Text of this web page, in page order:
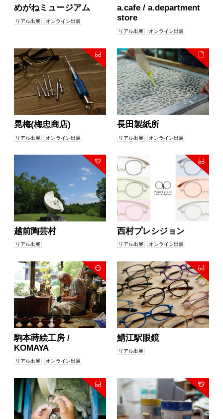
めがねミュージアム
リアル出展 オンライン出展
a.cafe / a.department
store
リアル出展 オンライン出展
晃梅(梅忠商店)
リアル出展 オンライン出展
長田製紙所
リアル出展 オンライン出展
越前陶芸村
リアル出展
西村プレシジョン
リアル出展 オンライン出展
駒本蒔絵工房 /
KOMAYA
リアル出展 オンライン出展
鯖江駅眼鏡
リアル出展